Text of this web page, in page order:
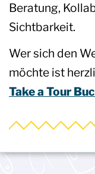
Beratung,
Sichtbarkeit.
Wer sich den
möchte ist
Take a Tour